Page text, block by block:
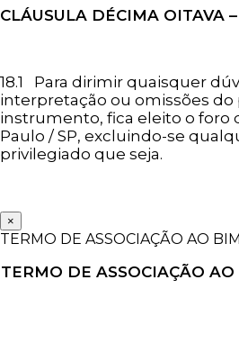
CLÁUSULA DÉCIMA OITAVA
18.1 Para dirimir quaisquer
interpretação ou omissões do
instrumento, fica eleito o foro
Paulo / SP, excluindo-se
privilegiado que seja.
×
TERMO DE ASSOCIAÇÃO AO
TERMO DE ASSOCIAÇÃO